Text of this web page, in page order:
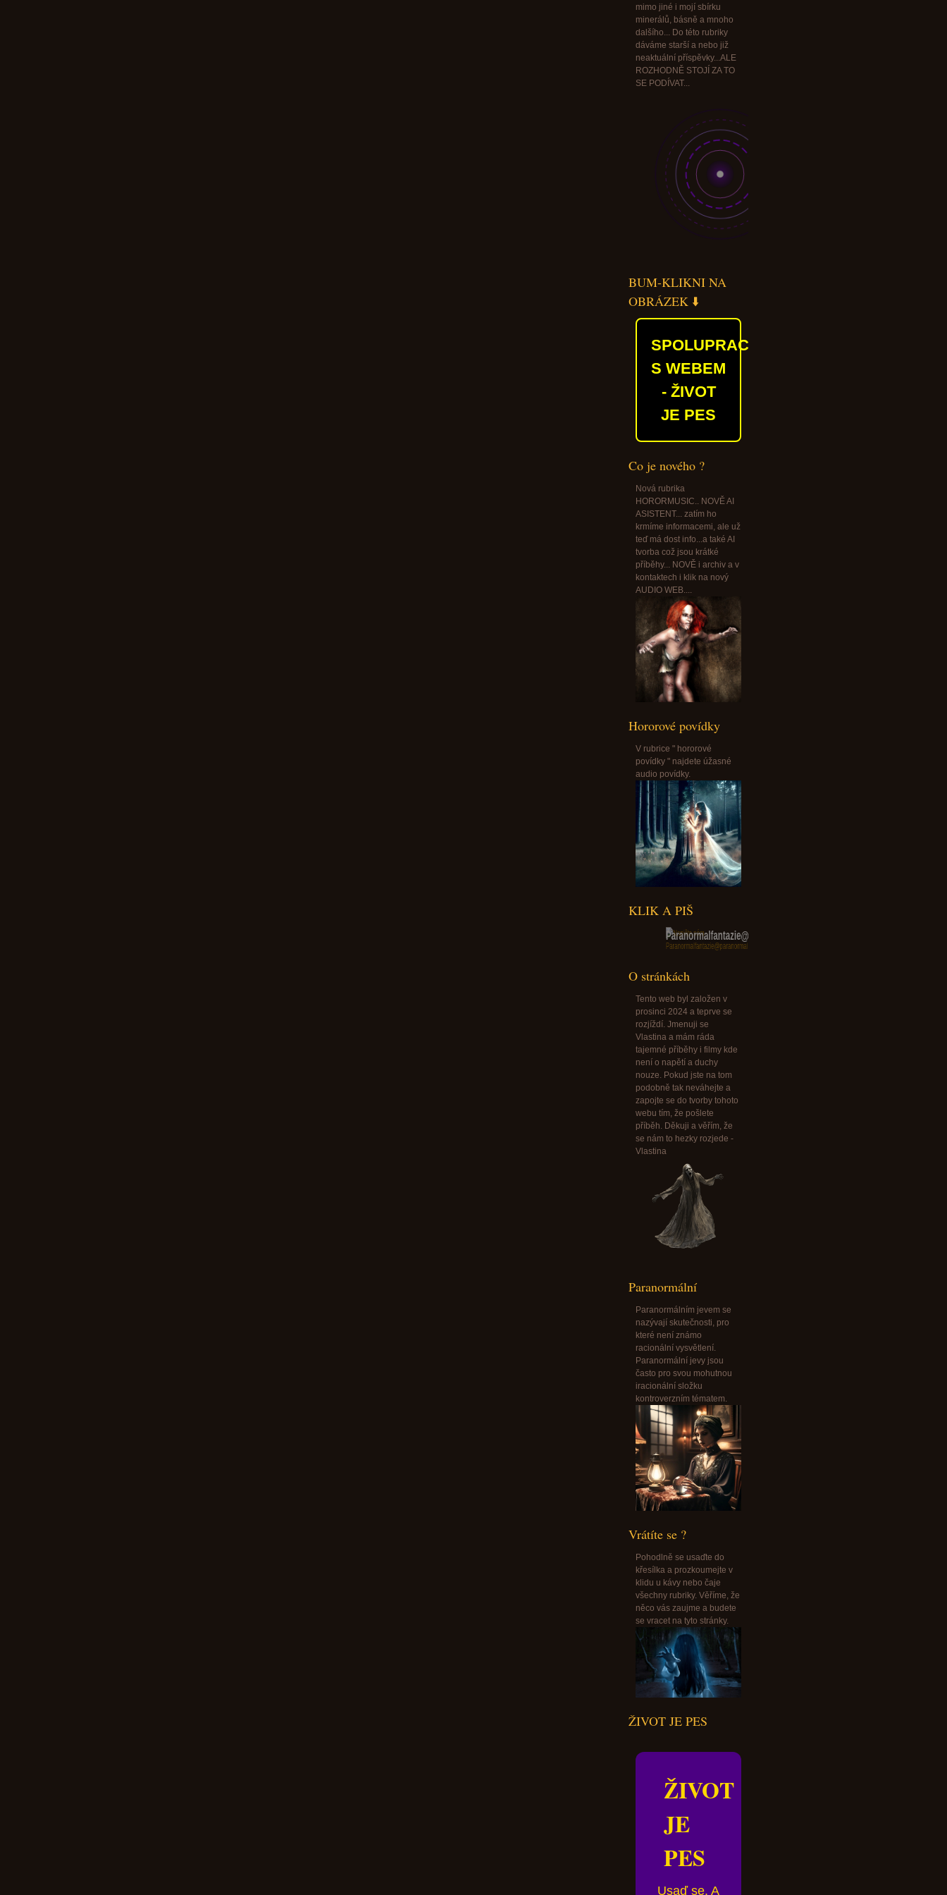
mimo jiné i mojí sbírku
minerálů, básně a mnoho
dalšího... Do této rubriky
dáváme starší a nebo již
neaktuální příspěvky...ALE
ROZHODNĚ STOJÍ ZA TO
SE PODÍVAT...
BUM-KLIKNI NA
OBRÁZEK ⬇️
SPOLUPRACUJEME
S WEBEM
- ŽIVOT
JE PES
Co je nového ?
Nová rubrika
HORORMUSIC.. NOVĚ AI
ASISTENT... zatím ho
krmíme informacemi, ale už
teď má dost info...a také AI
tvorba což jsou krátké
příběhy... NOVĚ i archiv a v
kontaktech i klik na nový
AUDIO WEB....
Hororové povídky
V rubrice " hororové
povídky " najdete úžasné
audio povídky.
KLIK A PIŠ
Paranormalfantazie@paranormalfantazie.cz
O stránkách
Tento web byl založen v
prosinci 2024 a teprve se
rozjíždí. Jmenuji se
Vlastina a mám ráda
tajemné příběhy i filmy kde
není o napětí a duchy
nouze. Pokud jste na tom
podobně tak neváhejte a
zapojte se do tvorby tohoto
webu tím, že pošlete
příběh. Děkuji a věřím, že
se nám to hezky rozjede -
Vlastina
Paranormální
Paranormálním jevem se
nazývají skutečnosti, pro
které není známo
racionální vysvětlení.
Paranormální jevy jsou
často pro svou mohutnou
iracionální složku
kontroverzním tématem.
Vrátíte se ?
Pohodlně se usaďte do
křesílka a prozkoumejte v
klidu u kávy nebo čaje
všechny rubriky. Věříme, že
něco vás zaujme a budete
se vracet na tyto stránky.
ŽIVOT JE PES
ŽIVOT
JE
PES
Usaď se. A